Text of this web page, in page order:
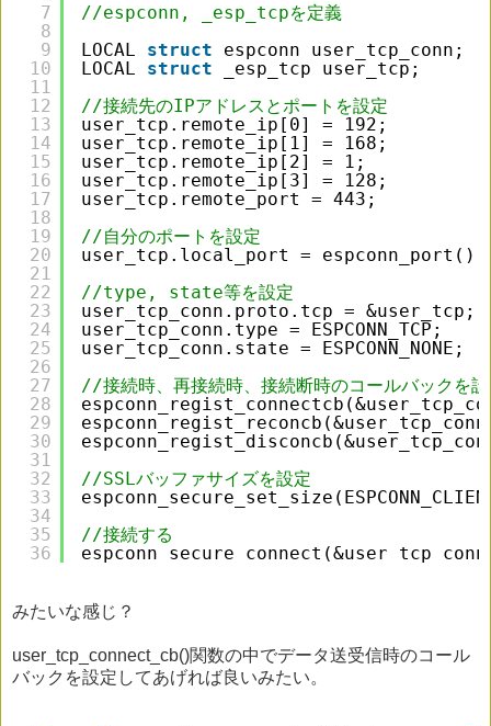
7
8
9
10
11
12
13
14
15
16
17
18
19
20
21
22
23
24
25
26
27
28
29
30
31
32
33
34
35
36
//espconn, _esp_tcpを定義
LOCAL struct
espconn user_tcp_conn;
LOCAL struct
_esp_tcp user_tcp;
//接続先のIPアドレスとポートを設定
user_tcp.remote_ip[0] = 192;
user_tcp.remote_ip[1] = 168;
user_tcp.remote_ip[2] = 1;
user_tcp.remote_ip[3] = 128;
user_tcp.remote_port = 443;
//自分のポートを設定
user_tcp.local_port = espconn_port();
//type, state等を設定
user_tcp_conn.proto.tcp = &user_tcp;
user_tcp_conn.type = ESPCONN_TCP;
user_tcp_conn.state = ESPCONN_NONE;
//接続時、再接続時、接続断時のコールバックを
//SSLバッファサイズを設定
//接続する
みたいな感じ？
user_tcp_connect_cb()関数の中でデータ送受信時のコール
バックを設定してあげれば良いみたい。